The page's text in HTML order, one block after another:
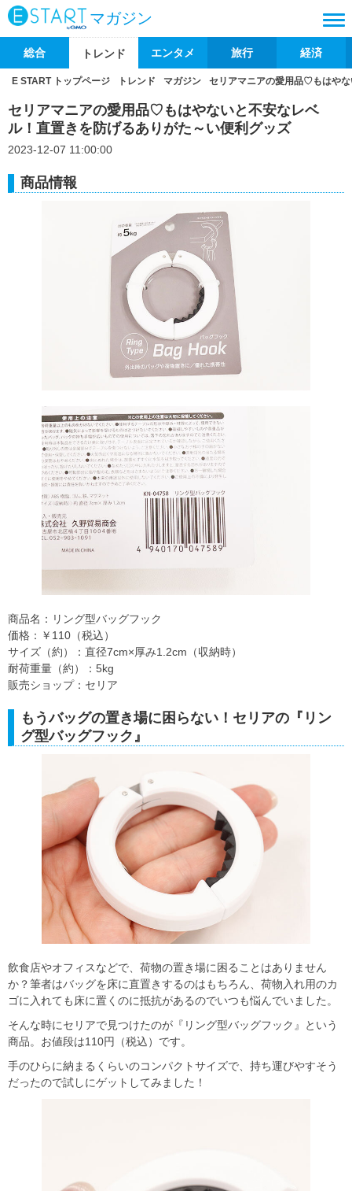
マガジン
総合 トレンド エンタメ 旅行 経済
E START トップページ トレンド マガジン セリアマニアの愛用品♡もはや
セリアマニアの愛用品♡もはやないと不安なレベ
ル！直置きを防げるありがた～い便利グッズ
2023-12-07 11:00:00
商品情報
商品名：リング型バッグフック
価格：￥110（税込）
サイズ（約）：直径7cm×厚み1.2cm（収納時）
耐荷重量（約）：5kg
販売ショップ：セリア
もうバッグの置き場に困らない！セリアの『リン
グ型バッグフック』
飲食店やオフィスなどで、荷物の置き場に困ることはありません
か？筆者はバッグを床に直置きするのはもちろん、荷物入れ用のカ
ゴに入れても床に置くのに抵抗があるのでいつも悩んでいました。
そんな時にセリアで見つけたのが『リング型バッグフック』という
商品。お値段は110円（税込）です。
手のひらに納まるくらいのコンパクトサイズで、持ち運びやすそう
だったので試しにゲットしてみました！